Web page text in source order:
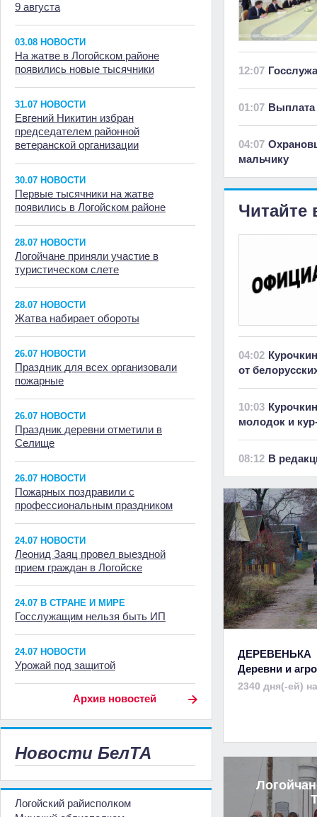
9 августа
03.08 НОВОСТИ
На жатве в Логойском районе
появились новые тысячники
31.07 НОВОСТИ
Евгений Никитин избран
председателем районной
ветеранской организации
30.07 НОВОСТИ
Первые тысячники на жатве
появились в Логойском районе
28.07 НОВОСТИ
Логойчане приняли участие в
туристическом слете
28.07 НОВОСТИ
Жатва набирает обороты
26.07 НОВОСТИ
Праздник для всех организовали
пожарные
26.07 НОВОСТИ
Праздник деревни отметили в
Селище
26.07 НОВОСТИ
Пожарных поздравили с
профессиональным праздником
24.07 НОВОСТИ
Леонид Заяц провел выездной
прием граждан в Логойске
24.07 В СТРАНЕ И МИРЕ
Госслужащим нельзя быть ИП
24.07 НОВОСТИ
Урожай под защитой
Архив новостей
Новости БелТА
Логойский райисполком
12:07
01:07 Выплата
04:07
мальчику
Читайте
04:02
от
10:03
молодок и
08:12 В
ДЕРЕВЕНЬКА
Деревни и
2340 дня(-ей)